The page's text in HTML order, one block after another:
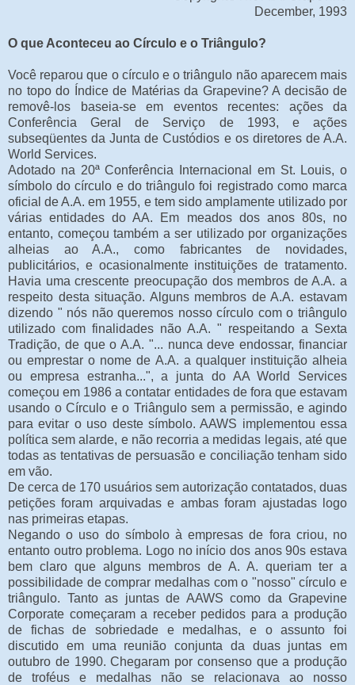
December, 1993
O que Aconteceu ao Círculo e o Triângulo?
Você reparou que o círculo e o triângulo não aparecem mais
no topo do Índice de Matérias da Grapevine? A decisão de
removê-los baseia-se em eventos recentes: ações da
Conferência Geral de Serviço de 1993, e ações
subseqüentes da Junta de Custódios e os diretores de A.A.
World Services.
Adotado na 20ª Conferência Internacional em St. Louis, o
símbolo do círculo e do triângulo foi registrado como marca
oficial de A.A. em 1955, e tem sido amplamente utilizado por
várias entidades do AA. Em meados dos anos 80s, no
entanto, começou também a ser utilizado por organizações
alheias ao A.A., como fabricantes de novidades,
publicitários, e ocasionalmente instituições de tratamento.
Havia uma crescente preocupação dos membros de A.A. a
respeito desta situação. Alguns membros de A.A. estavam
dizendo " nós não queremos nosso círculo com o triângulo
utilizado com finalidades não A.A. " respeitando a Sexta
Tradição, de que o A.A. "... nunca deve endossar, financiar
ou emprestar o nome de A.A. a qualquer instituição alheia
ou empresa estranha...", a junta do AA World Services
começou em 1986 a contatar entidades de fora que estavam
usando o Círculo e o Triângulo sem a permissão, e agindo
para evitar o uso deste símbolo. AAWS implementou essa
política sem alarde, e não recorria a medidas legais, até que
todas as tentativas de persuasão e conciliação tenham sido
em vão.
De cerca de 170 usuários sem autorização contatados, duas
petições foram arquivadas e ambas foram ajustadas logo
nas primeiras etapas.
Negando o uso do símbolo à empresas de fora criou, no
entanto outro problema. Logo no início dos anos 90s estava
bem claro que alguns membros de A. A. queriam ter a
possibilidade de comprar medalhas com o "nosso" círculo e
triângulo. Tanto as juntas de AAWS como da Grapevine
Corporate começaram a receber pedidos para a produção
de fichas de sobriedade e medalhas, e o assunto foi
discutido em uma reunião conjunta da duas juntas em
outubro de 1990. Chegaram por consenso que a produção
de troféus e medalhas não se relacionava ao nosso